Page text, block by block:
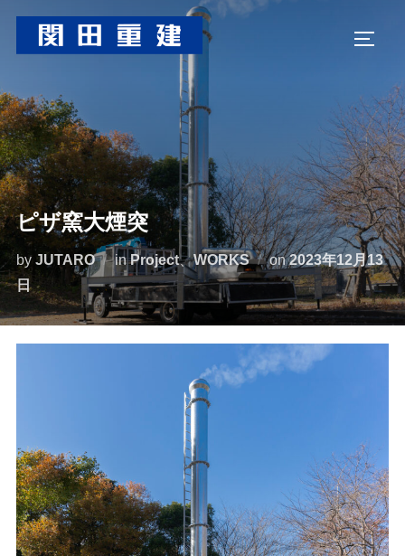
ン
ツ
へ
ス
キ
ッ
プ
ピザ窯大煙突
by JUTARO inProject、WORKS on投
稿
日:
2023年12月13
日